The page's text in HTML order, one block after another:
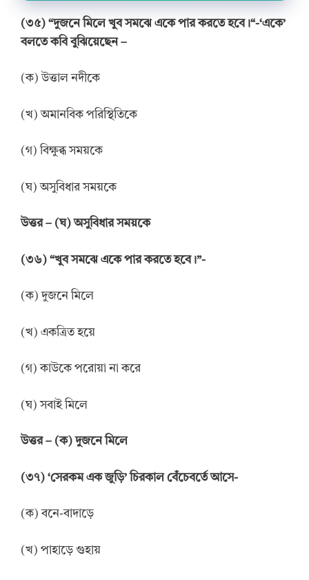
(৩৫) “দুজনে মিলে খুব সমঝে একে পার করতে হবে।“-‘একে’
বলতে কবি বুঝিয়েছেন –
(ক) উত্তাল নদীকে
(খ) অমানবিক পরিস্থিতিকে
(গ) বিক্ষুব্ধ সময়কে
(ঘ) অসুবিধার সময়কে
উত্তর – (ঘ) অসুবিধার সময়কে
(৩৬) “খুব সমঝে একে পার করতে হবে।”-
(ক) দুজনে মিলে
(খ) একত্রিত হয়ে
(গ) কাউকে পরোয়া না করে
(ঘ) সবাই মিলে
উত্তর – (ক) দুজনে মিলে
(৩৭) ‘সেরকম এক জুড়ি’ চিরকাল বেঁচেবর্তে আসে-
(ক) বনে-বাদাড়ে
(খ) পাহাড়ে গুহায়